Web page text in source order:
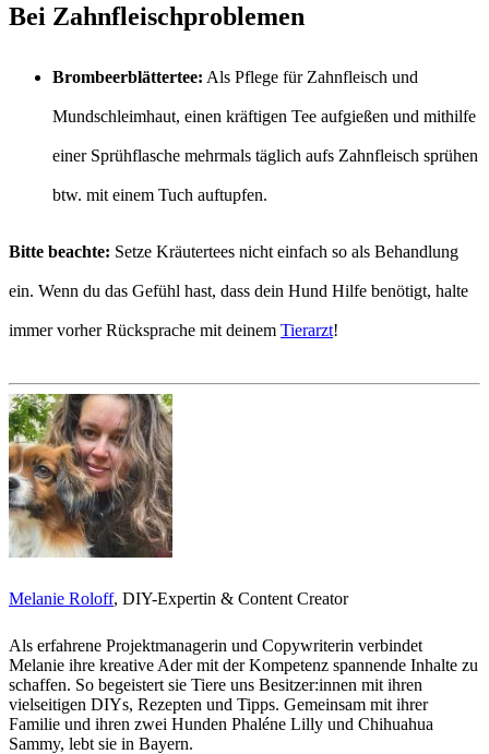
Bei Zahnfleischproblemen
Brombeerblättertee: Als Pflege für Zahnfleisch und
Mundschleimhaut, einen kräftigen Tee aufgießen und mithilfe
einer Sprühflasche mehrmals täglich aufs Zahnfleisch sprühen
btw. mit einem Tuch auftupfen.
Bitte beachte: Setze Kräutertees nicht einfach so als Behandlung
ein. Wenn du das Gefühl hast, dass dein Hund Hilfe benötigt, halte
immer vorher Rücksprache mit deinem Tierarzt!
Melanie Roloff, DIY-Expertin & Content Creator
Als erfahrene Projektmanagerin und Copywriterin verbindet
Melanie ihre kreative Ader mit der Kompetenz spannende Inhalte zu
schaffen. So begeistert sie Tiere uns Besitzer:innen mit ihren
vielseitigen DIYs, Rezepten und Tipps. Gemeinsam mit ihrer
Familie und ihren zwei Hunden Phaléne Lilly und Chihuahua
Sammy, lebt sie in Bayern.